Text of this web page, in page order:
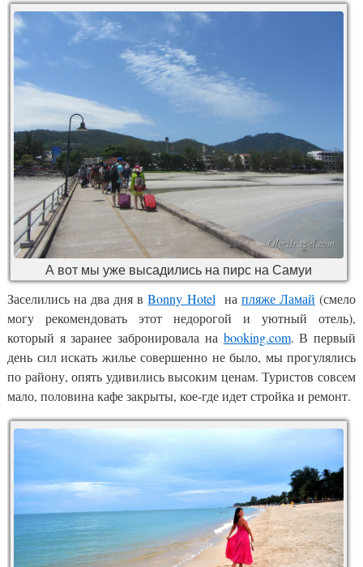
А вот мы уже высадились на пирс на Самуи
Заселились на два дня вBonny Hotel на пляже Ламай (смело
могу рекомендовать этот недорогой и уютный отель),
который я заранее забронировала на booking.com. В первый
день сил искать жилье совершенно не было, мы прогулялись
по району, опять удивились высоким ценам. Туристов совсем
мало, половина кафе закрыты, кое-где идет стройка и ремонт.